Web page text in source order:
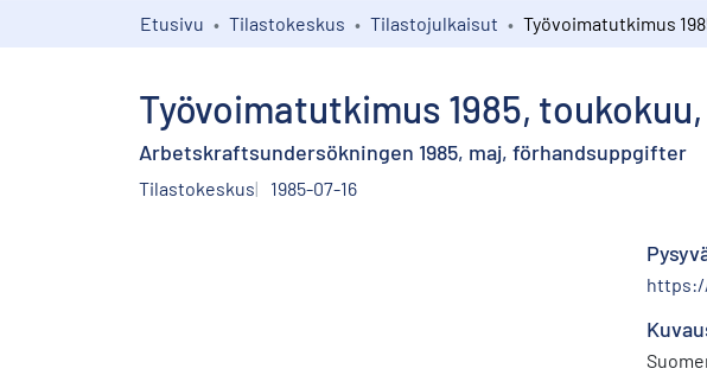
Etusivu Tilastokeskus Tilastojulkaisut
Työvoimatutkimus 1985,
Arbetskraftsundersökningen 1985, maj, förhandsuppgifter
Tilastokeskus 1985-07-16